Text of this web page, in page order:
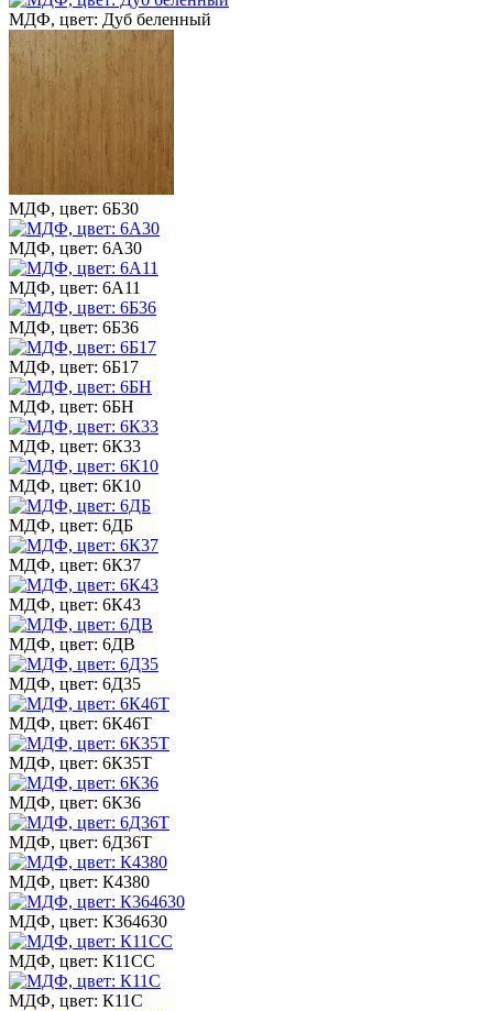
МДФ, цвет: Дуб беленный
МДФ, цвет: 6Б30
МДФ, цвет: 6А30
МДФ, цвет: 6А11
МДФ, цвет: 6Б36
МДФ, цвет: 6Б17
МДФ, цвет: 6БН
МДФ, цвет: 6К33
МДФ, цвет: 6К10
МДФ, цвет: 6ДБ
МДФ, цвет: 6К37
МДФ, цвет: 6К43
МДФ, цвет: 6ДВ
МДФ, цвет: 6Д35
МДФ, цвет: 6К46Т
МДФ, цвет: 6К35Т
МДФ, цвет: 6К36
МДФ, цвет: 6Д36Т
МДФ, цвет: К4380
МДФ, цвет: К364630
МДФ, цвет: К11СС
МДФ, цвет: К11С